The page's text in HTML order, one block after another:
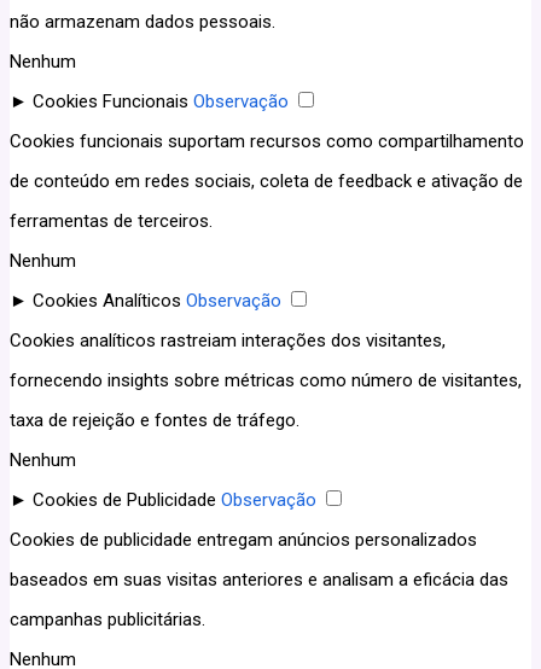
não armazenam dados pessoais.
Nenhum
► Cookies Funcionais Observação
Cookies funcionais suportam recursos como compartilhamento
de conteúdo em redes sociais, coleta de feedback e ativação de
ferramentas de terceiros.
Nenhum
► Cookies Analíticos Observação
Cookies analíticos rastreiam interações dos visitantes,
fornecendo insights sobre métricas como número de visitantes,
taxa de rejeição e fontes de tráfego.
Nenhum
► Cookies de Publicidade Observação
Cookies de publicidade entregam anúncios personalizados
baseados em suas visitas anteriores e analisam a eficácia das
campanhas publicitárias.
Nenhum